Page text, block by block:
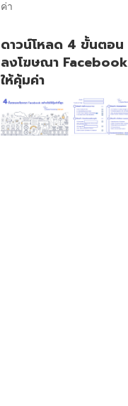
ค่า
ดาวน์โหลด 4 ขั้นตอน
ลงโฆษณา Facebook
ให้คุ้มค่า